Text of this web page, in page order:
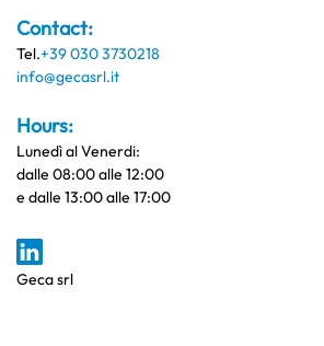
Contact:
Tel.+39 030 3730218
info@gecasrl.it
Hours:
Lunedì al Venerdi:
dalle 08:00 alle 12:00
e dalle 13:00 alle 17:00
Geca srl